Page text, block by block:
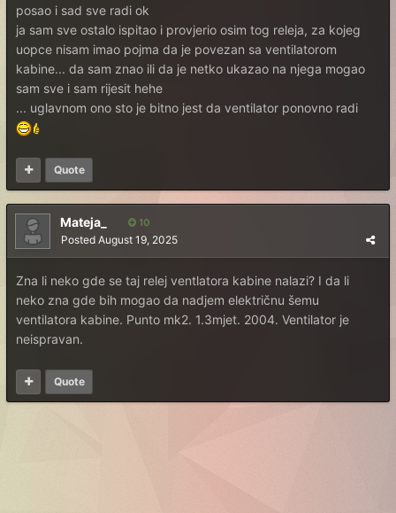
posao i sad sve radi ok
ja sam sve ostalo ispitao i provjerio osim tog releja, za kojeg
uopce nisam imao pojma da je povezan sa ventilatorom
kabine... da sam znao ili da je netko ukazao na njega mogao
sam sve i sam rijesit hehe
... uglavnom ono sto je bitno jest da ventilator ponovno radi
Quote
Mateja_ 10
Posted August 19, 2025
Zna li neko gde se taj relej ventlatora kabine nalazi? I da li
neko zna gde bih mogao da nadjem električnu šemu
ventilatora kabine. Punto mk2. 1.3mjet. 2004. Ventilator je
neispravan.
Quote